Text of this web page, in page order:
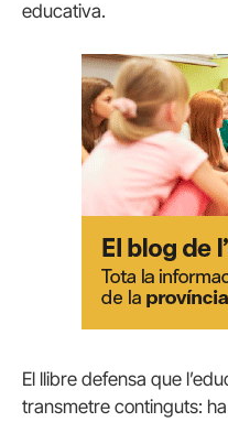
educativa.
El llibre defensa que
transmetre continguts: